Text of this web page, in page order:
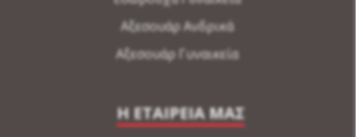
Αξεσουάρ Ανδρικά
Αξεσουάρ Γυναικεία
Η ΕΤΑΙΡΕΙΑ ΜΑΣ